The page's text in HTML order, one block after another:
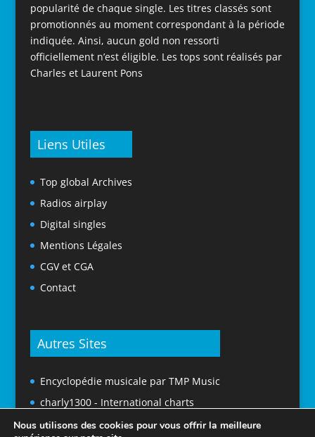
popularité de chaque single. Les titres classés sont
promotionnés au moment correspondant à la période
indiquée. Ainsi, aucun gold non ressorti
officiellement n’est éligible. Les tops sont réalisés par
Charles et Laurent Pons
Liens Utiles
Top global Archives
Radios airplay
Digital singles
Mentions Légales
CGV et CGA
Contact
Autres Sites
Encyclopédie musicale par TMP Music
charly1300 - International charts
Nous utilisons des cookies pour vous offrir la meilleure